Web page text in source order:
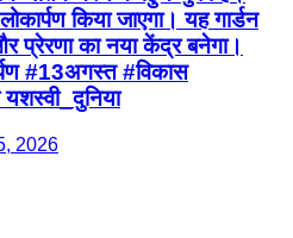
किया जाएगा। यह गार्डन
प्रेरणा का नया केंद्र बनेगा।
#13अगस्त #विकास
2026